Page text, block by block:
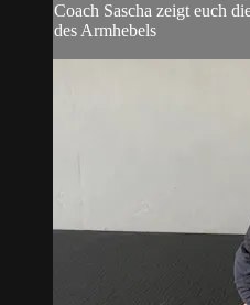
Coach Sascha zeigt euch
des Armhebels